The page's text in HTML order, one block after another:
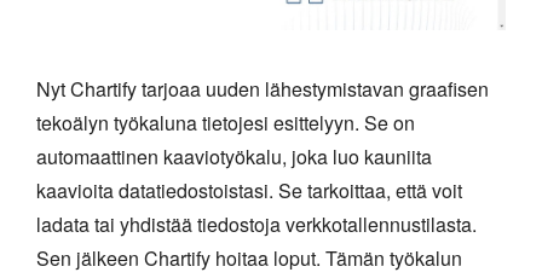
Nyt Chartify tarjoaa uuden lähestymistavan graafisen
tekoälyn työkaluna tietojesi esittelyyn. Se on
automaattinen kaaviotyökalu, joka luo kauniita
kaavioita datatiedostoistasi. Se tarkoittaa, että voit
ladata tai yhdistää tiedostoja verkkotallennustilasta.
Sen jälkeen Chartify hoitaa loput. Tämän työkalun